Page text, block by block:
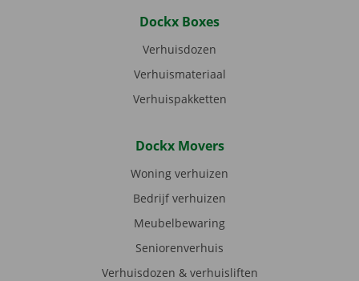
Dockx Boxes
Verhuisdozen
Verhuismateriaal
Verhuispakketten
Dockx Movers
Woning verhuizen
Bedrijf verhuizen
Meubelbewaring
Seniorenverhuis
Verhuisdozen & verhuisliften